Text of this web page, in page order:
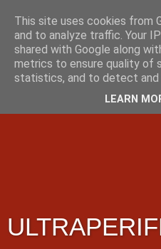
This site uses cookies from
and to analyze traffic. Your
shared with Google along
metrics to ensure quality of
statistics, and to detect and
LEARN